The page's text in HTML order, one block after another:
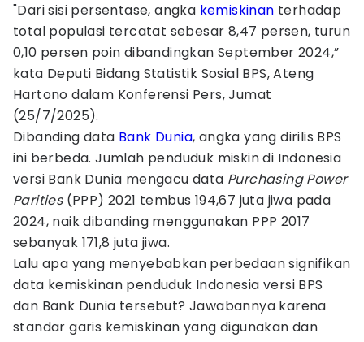
"Dari sisi persentase, angka kemiskinan terhadap
total populasi tercatat sebesar 8,47 persen, turun
0,10 persen poin dibandingkan September 2024,”
kata Deputi Bidang Statistik Sosial BPS, Ateng
Hartono dalam Konferensi Pers, Jumat
(25/7/2025).
Dibanding data Bank Dunia, angka yang dirilis BPS
ini berbeda. Jumlah penduduk miskin di Indonesia
versi Bank Dunia mengacu data Purchasing Power
Parities(PPP) 2021 tembus 194,67 juta jiwa pada
2024, naik dibanding menggunakan PPP 2017
sebanyak 171,8 juta jiwa.
Lalu apa yang menyebabkan perbedaan signifikan
data kemiskinan penduduk Indonesia versi BPS
dan Bank Dunia tersebut? Jawabannya karena
standar garis kemiskinan yang digunakan dan